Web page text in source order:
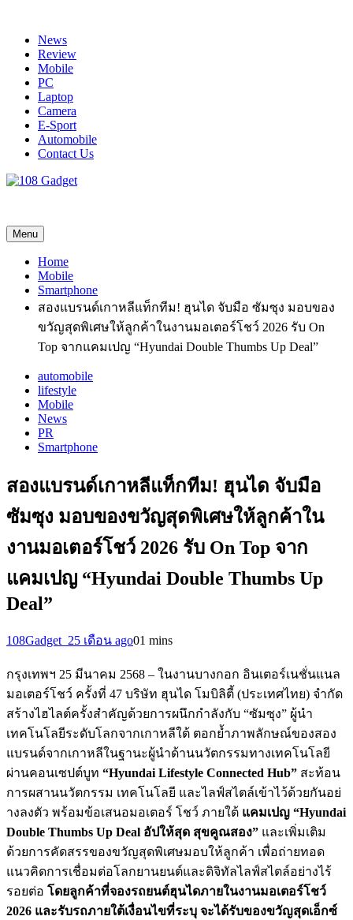
contentNews
Review
Mobile
PC
Laptop
Camera
E-Sport
Automobile
Contact Us
Menu
Home
Mobile
Smartphone
สองแบรนด์เกาหลีแท็กทีม! ฮุนได จับมือ ซัมซุง มอบของ
ขวัญสุดพิเศษให้ลูกค้าในงานมอเตอร์โชว์ 2026 รับ On
Top จากแคมเปญ “Hyundai Double Thumbs Up Deal”
automobile
lifestyle
Mobile
News
PR
Smartphone
สองแบรนด์เกาหลีแท็กทีม! ฮุนได จับมือ
ซัมซุง มอบของขวัญสุดพิเศษให้ลูกค้าใน
งานมอเตอร์โชว์ 2026 รับ On Top จาก
แคมเปญ “Hyundai Double Thumbs Up
Deal”
108Gadget_25 เดือน ago01 mins
กรุงเทพฯ 25 มีนาคม 2568 – ในงานบางกอก อินเตอร์เนชั่นแนล
มอเตอร์โชว์ ครั้งที่ 47 บริษัท ฮุนได โมบิลิตี้ (ประเทศไทย) จำกัด
สร้างไฮไลต์ครั้งสำคัญด้วยการผนึกกำลังกับ “ซัมซุง” ผู้นำ
เทคโนโลยีระดับโลกจากเกาหลีใต้ ตอกย้ำภาพลักษณ์ของสอง
แบรนด์จากเกาหลีในฐานะผู้นำด้านนวัตกรรมทางเทคโนโลยี
ผ่านคอนเซปต์บูท “Hyundai Lifestyle Connected Hub” สะท้อน
การผสานนวัตกรรม เทคโนโลยี และไลฟ์สไตล์เข้าไว้ด้วยกันอย่
างลงตัว พร้อมข้อเสนอมอเตอร์ โชว์ ภายใต้ แคมเปญ “Hyundai
Double Thumbs Up Deal อัปให้สุด สุขคูณสอง” และเพิ่มเติม
ด้วยการคัดสรรของขวัญสุดพิเศษมอบให้ลูกค้า เพื่อถ่ายทอด
แนวคิดการเชื่อมต่อโลกยานยนต์และดิจิทัลไลฟ์สไตล์อย่างไร้
รอยต่อ โดยลูกค้าที่จองรถยนต์ฮุนไดภายในงานมอเตอร์โชว์
2026 และรับรถภายใต้เงื่อนไขที่ระบุ จะได้รับของขวัญสุดเอ็กซ์